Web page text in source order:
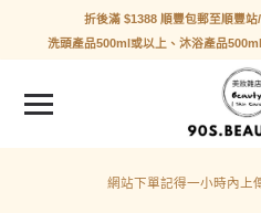
折後滿 $1388 順豐包郵至順豐站/
洗頭產品500ml或以上、沐浴產品
網站下單記得一小時內上